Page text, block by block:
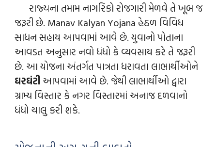
રાજ્યના તમામ નાગરિકો રોજગારી મેળવે તે ખૂબ જ
જરૂરી છે. Manav Kalyan Yojana હેઠળ વિવિધ
સાધન સહાય આપવામાં આવે છે. યુવાનો પોતાના
આવડત અનુસાર નવો ધંધો કે વ્યવસાય કરે તે જરૂરી
છે. આ યોજના અંતર્ગત પાત્રતા ધરાવતા લાભાર્થીઓને
ઘરઘંટી આપવામાં આવે છે. જેથી લાભાર્થીઓ દ્વારા
ગ્રામ્ય વિસ્તાર કે નગર વિસ્તારમાં અનાજ દળવાનો
ધંધો ચાલુ કરી શકે.